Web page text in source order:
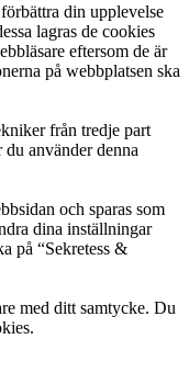
din upplevelse
lagras de cookies
eftersom de är
på webbplatsen ska
från tredje part
använder denna
och sparas som
dina inställningar
på “Sekretess &
med ditt samtycke. Du